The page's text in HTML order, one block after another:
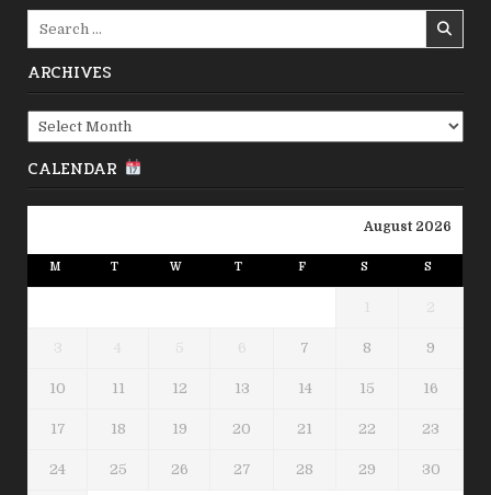
ARCHIVES
Archives
CALENDAR
August 2026
M T W T F S S
1 2
3 4 5 6 7 8 9
10 11 12 13 14 15 16
17 18 19 20 21 22 23
24 25 26 27 28 29 30